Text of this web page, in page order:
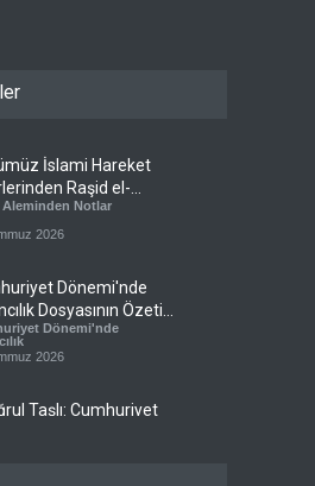
İslami Hareket
Raşid el-
Seküler Faşizmin
Ağır Tecrit
Aleminden Notlar
2026
Dönemi'nde
Dosyasının Özeti
Dönemi'nde
2026
Taşlı: Cumhuriyet
İslam'ın
2026